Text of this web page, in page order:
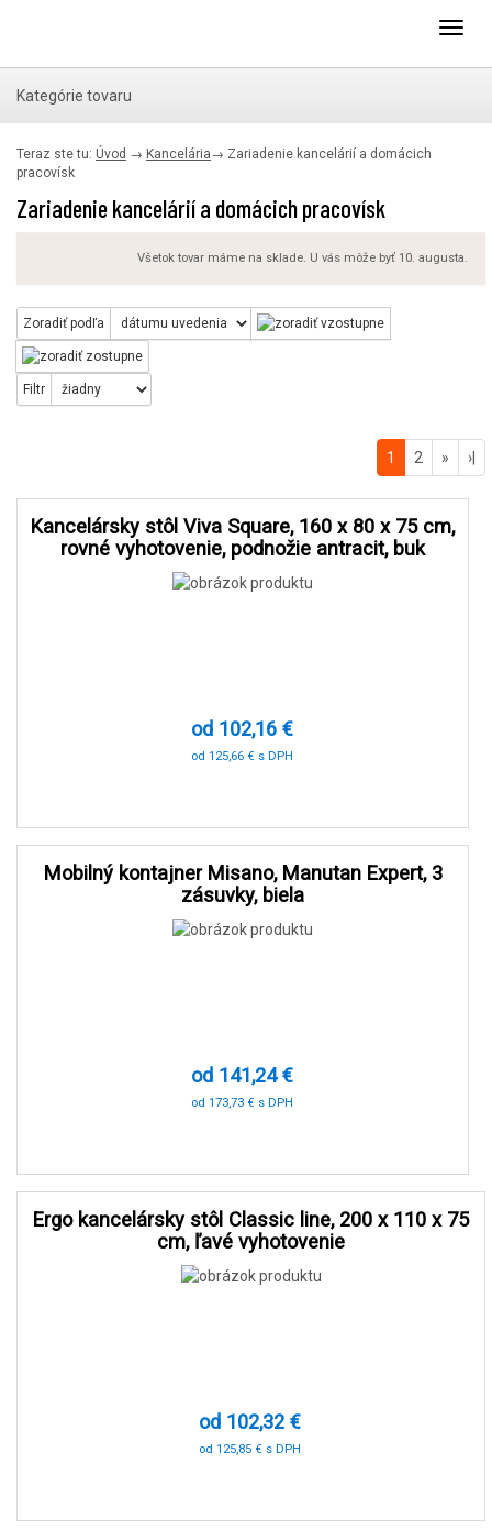
Kategórie tovaru
Teraz ste tu: Úvod → Kancelária→ Zariadenie kancelárií a domácich
pracovísk
Zariadenie kancelárií a domácich pracovísk
Všetok tovar máme na sklade. U vás môže byť 10. augusta.
Zoradiť podľa
Filtr
1 2 » ›|
Kancelársky stôl Viva Square, 160 x 80 x 75 cm,
rovné vyhotovenie, podnožie antracit, buk
od 102,16 €
od 125,66 € s DPH
Mobilný kontajner Misano, Manutan Expert, 3
zásuvky, biela
od 141,24 €
od 173,73 € s DPH
Ergo kancelársky stôl Classic line, 200 x 110 x 75
cm, ľavé vyhotovenie
od 102,32 €
od 125,85 € s DPH